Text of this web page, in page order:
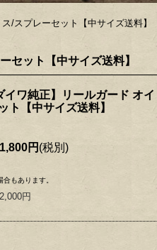
/スプレーセット【中サイズ送料】
セット【中サイズ送料】
ワ純正】リールガード オイ
ト【中サイズ送料】
円 (税別)
もあります。
円